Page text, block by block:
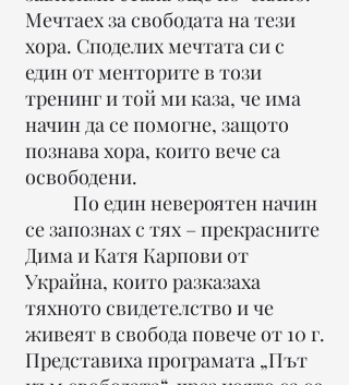
Мечтаех за свободата на тези
хора. Споделих мечтата си с
един от менторите в този
тренинг и той ми каза, че има
начин да се помогне, защото
познава хора, които вече са
освободени.
По един невероятен начин
се запознах с тях – прекрасните
Дима и Катя Карпови от
Украйна, които разказаха
тяхното свидетелство и че
живеят в свобода повече от 10 г.
Представиха програмата „Път